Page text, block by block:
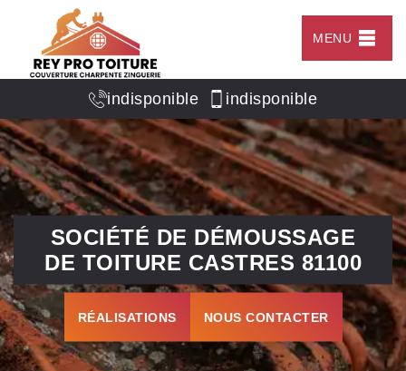
MENU
indisponible indisponible
SOCIÉTÉ DE DÉMOUSSAGE
DE TOITURE CASTRES 81100
RÉALISATIONS NOUS CONTACTER